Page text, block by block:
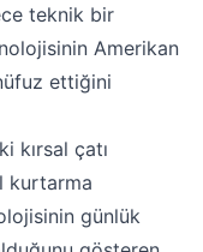
teknik bir
Amerikan
ettiğini
kırsal çatı
kurtarma
günlük